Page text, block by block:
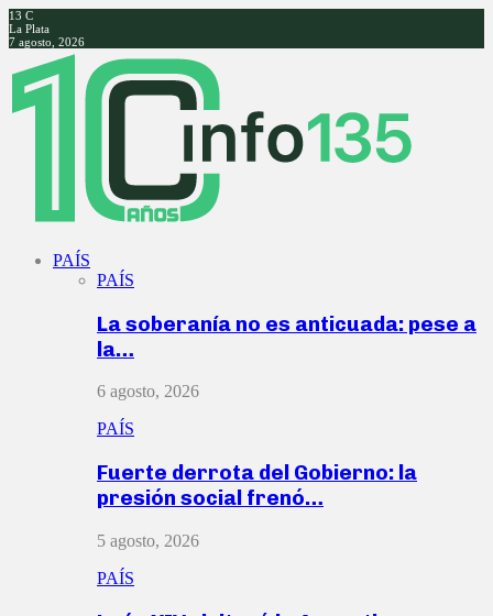
13 C
La Plata
7 agosto, 2026
Facebook
Twitter
Instagram
Youtube
PAÍS
PAÍS
La soberanía no es anticuada: pese a
la…
6 agosto, 2026
PAÍS
Fuerte derrota del Gobierno: la
presión social frenó…
5 agosto, 2026
PAÍS